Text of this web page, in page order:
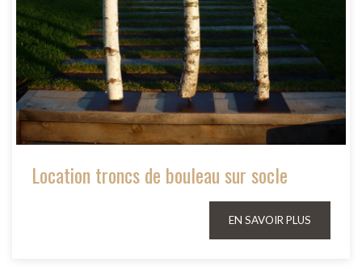
Location troncs de bouleau sur socle
EN SAVOIR PLUS